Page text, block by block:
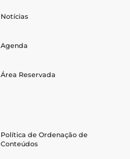
Notícias
Agenda
Área Reservada
Política de Ordenação de
Conteúdos